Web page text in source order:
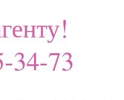
34-73